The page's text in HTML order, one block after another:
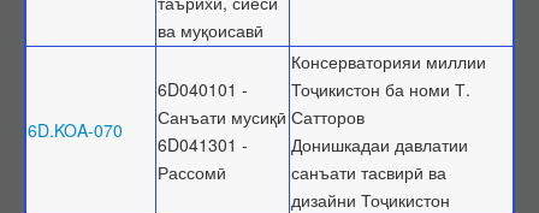
ва муқоисавӣ
6D.KOA-070
6D040101 -
Санъати мусиқӣ
6D041301 -
Рассомӣ
Консерваторияи миллии
Тоҷикистон ба номи Т.
Сатторов
Донишкадаи давлатии
санъати тасвирӣ ва
дизайни Тоҷикистон